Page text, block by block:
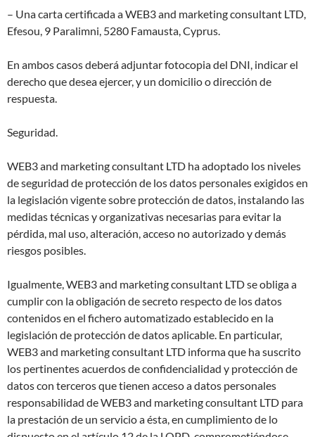
– Una carta certificada a WEB3 and marketing consultant LTD,
Efesou, 9 Paralimni, 5280 Famausta, Cyprus.
En ambos casos deberá adjuntar fotocopia del DNI, indicar el
derecho que desea ejercer, y un domicilio o dirección de
respuesta.
Seguridad.
WEB3 and marketing consultant LTD ha adoptado los niveles
de seguridad de protección de los datos personales exigidos en
la legislación vigente sobre protección de datos, instalando las
medidas técnicas y organizativas necesarias para evitar la
pérdida, mal uso, alteración, acceso no autorizado y demás
riesgos posibles.
Igualmente, WEB3 and marketing consultant LTD se obliga a
cumplir con la obligación de secreto respecto de los datos
contenidos en el fichero automatizado establecido en la
legislación de protección de datos aplicable. En particular,
WEB3 and marketing consultant LTD informa que ha suscrito
los pertinentes acuerdos de confidencialidad y protección de
datos con terceros que tienen acceso a datos personales
responsabilidad de WEB3 and marketing consultant LTD para
la prestación de un servicio a ésta, en cumplimiento de lo